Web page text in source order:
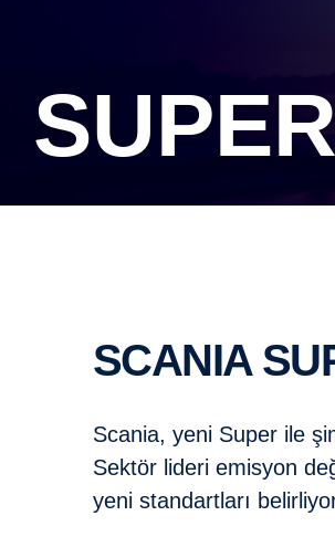
SUPER
SCANIA
Scania, yeni Super ile
Sektör lideri emisyon
yeni standartları